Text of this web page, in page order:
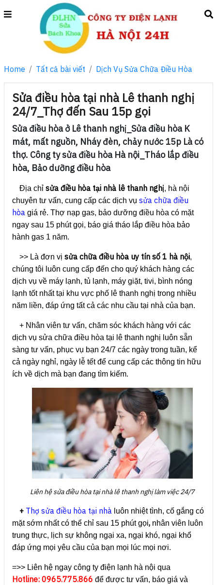
Home Tất cả bài viết Dịch Vụ Sửa Chữa Điều Hòa
Sửa điều hòa tại nhà Lê thanh nghị
24/7_Thợ đến Sau 15p gọi
Sửa điều hòa ở Lê thanh nghị_Sửa điều hòa K
mát, mất nguồn, Nháy đèn, chảy nước 15p Là có
thợ. Công ty sửa điều hòa Hà nội_Tháo lắp điều
hòa, Bảo dưỡng điều hòa
Địa chỉ sửa điều hòa tại nhà lê thanh nghị, hà nội
chuyên tư vấn, cung cấp các dịch vụ sửa chữa điều
hòa giá rẻ. Thợ nạp gas, bảo dưỡng điều hòa có mặt
ngay sau 15 phút gọi, báo giá tháo lắp điều hòa bảo
hành gas 1 năm.
>> Là đơn vị sửa chữa điều hòa uy tín số 1 hà nội,
chúng tôi luôn cung cấp đến cho quý khách hàng các
dịch vụ về máy lạnh, tủ lạnh, máy giặt, tivi, bình nóng
lạnh tốt nhất tại khu vực phố lê thanh nghị trong nhiều
năm liền, đáp ứng tất cả các nhu cầu tại nhà của bạn.
+ Nhân viên tư vấn, chăm sóc khách hàng với các
dịch vụ sửa chữa điều hòa tại lê thanh nghị luôn sẵn
sàng tư vấn, phục vụ bạn 24/7 các ngày trong tuần, kể
cả ngày nghỉ, ngày lễ tết để cung cấp các thông tin hữu
ích về dịch mà bạn đang tìm kiếm.
Liên hệ sửa điều hòa tại nhà lê thanh nghị làm việc 24/7
+ Thợ sửa điều hòa tại nhà luôn nhiệt tình, cố gắng có
mặt sớm nhất có thể chỉ sau 15 phút gọi, nhân viên luôn
trung thực, lịch sự không ngại xa, ngại khó, ngại khổ
đáp ứng mọi yêu cầu của bạn mọi lúc mọi nơi.
=>> Liên hệ ngay công ty điện lạnh hà nội qua
Hotline: 0965.775.866 để được tư vấn, báo giá và